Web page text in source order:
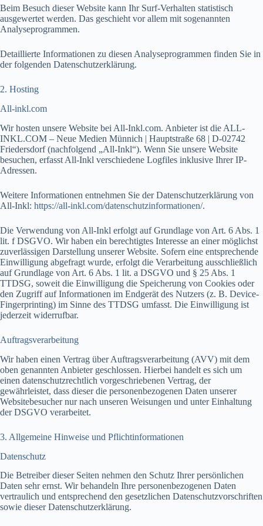
Beim Besuch dieser Website kann Ihr Surf-Verhalten statistisch
ausgewertet werden. Das geschieht vor allem mit sogenannten
Analyseprogrammen.
Detaillierte Informationen zu diesen Analyseprogrammen finden Sie in
der folgenden Datenschutzerklärung.
2. Hosting
All-inkl.com
Wir hosten unsere Website bei All-Inkl.com. Anbieter ist die ALL-
INKL.COM – Neue Medien Münnich | Hauptstraße 68 | D-02742
Friedersdorf (nachfolgend „All-Inkl“). Wenn Sie unsere Website
besuchen, erfasst All-Inkl verschiedene Logfiles inklusive Ihrer IP-
Adressen.
Weitere Informationen entnehmen Sie der Datenschutzerklärung von
All-Inkl: https://all-inkl.com/datenschutzinformationen/.
Die Verwendung von All-Inkl erfolgt auf Grundlage von Art. 6 Abs. 1
lit. f DSGVO. Wir haben ein berechtigtes Interesse an einer möglichst
zuverlässigen Darstellung unserer Website. Sofern eine entsprechende
Einwilligung abgefragt wurde, erfolgt die Verarbeitung ausschließlich
auf Grundlage von Art. 6 Abs. 1 lit. a DSGVO und § 25 Abs. 1
TTDSG, soweit die Einwilligung die Speicherung von Cookies oder
den Zugriff auf Informationen im Endgerät des Nutzers (z. B. Device-
Fingerprinting) im Sinne des TTDSG umfasst. Die Einwilligung ist
jederzeit widerrufbar.
Auftragsverarbeitung
Wir haben einen Vertrag über Auftragsverarbeitung (AVV) mit dem
oben genannten Anbieter geschlossen. Hierbei handelt es sich um
einen datenschutzrechtlich vorgeschriebenen Vertrag, der
gewährleistet, dass dieser die personenbezogenen Daten unserer
Websitebesucher nur nach unseren Weisungen und unter Einhaltung
der DSGVO verarbeitet.
3. Allgemeine Hinweise und Pflicht­informationen
Datenschutz
Die Betreiber dieser Seiten nehmen den Schutz Ihrer persönlichen
Daten sehr ernst. Wir behandeln Ihre personenbezogenen Daten
vertraulich und entsprechend den gesetzlichen Datenschutzvorschriften
sowie dieser Datenschutzerklärung.